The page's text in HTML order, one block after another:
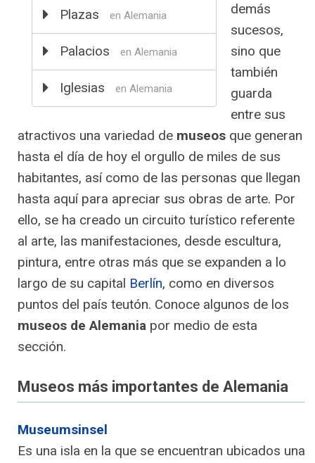
Plazas en Alemania
Palacios en Alemania
Iglesias en Alemania
demás
sucesos,
sino que
también
guarda
entre sus
atractivos una variedad de museos que generan
hasta el día de hoy el orgullo de miles de sus
habitantes, así como de las personas que llegan
hasta aquí para apreciar sus obras de arte. Por
ello, se ha creado un circuito turístico referente
al arte, las manifestaciones, desde escultura,
pintura, entre otras más que se expanden a lo
largo de su capital Berlín, como en diversos
puntos del país teutón. Conoce algunos de los
museos de Alemania por medio de esta
sección.
Museos más importantes de Alemania
Museumsinsel
Es una isla en la que se encuentran ubicados una